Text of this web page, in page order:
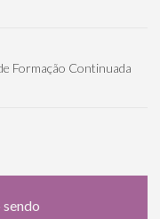
Formação Continuada